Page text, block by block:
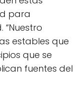
para
estables que
que se
fuentes del